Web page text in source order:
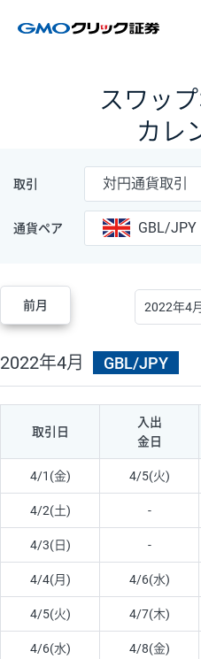
スワッ
カレ
取引 対円通貨取引
通貨ペア GBL/JPY
前月
2022年4月 GBL/JPY
取引日
入出
金日
4/1(金) 4/5(火)
4/2(土) -
4/3(日) -
4/4(月) 4/6(水)
4/5(火) 4/7(木)
4/6(水) 4/8(金)